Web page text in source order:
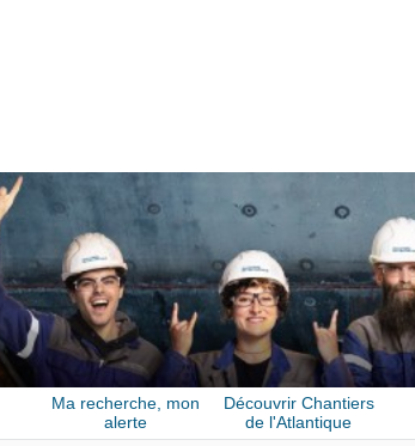
Ma recherche, mon
alerte
Découvrir Chantiers
de l'Atlantique